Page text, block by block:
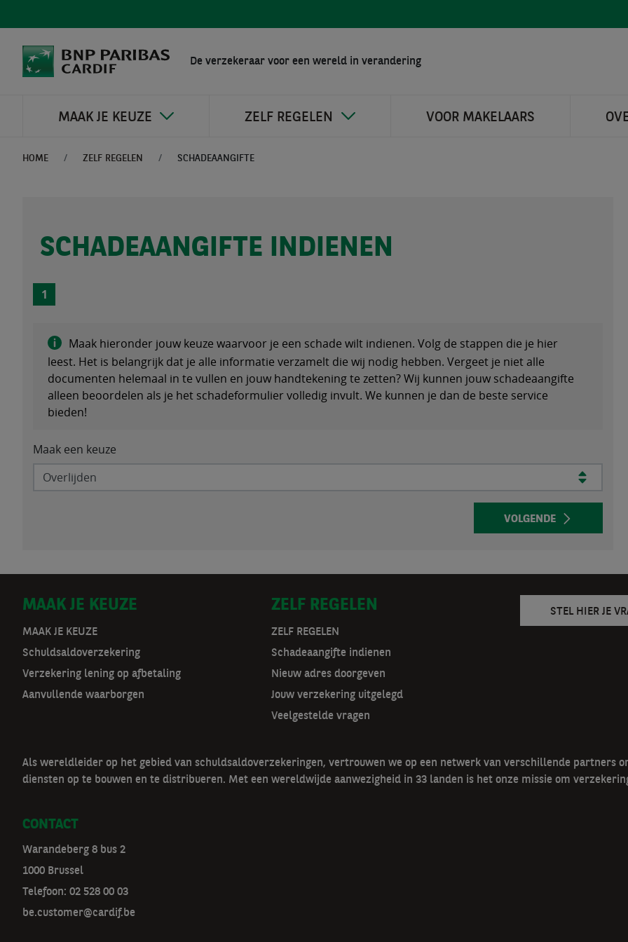
De verzekeraar voor een wereld in verandering
MAAK JE KEUZE ZELF REGELEN VOOR MAKELAARS
HOME ZELF REGELEN SCHADEAANGIFTE
SCHADEAANGIFTE INDIENEN
Maak hieronder jouw keuze waarvoor je een schade wilt indienen. Volg de stappen die je hier
leest. Het is belangrijk dat je alle informatie verzamelt die wij nodig hebben. Vergeet je niet alle
documenten helemaal in te vullen en jouw handtekening te zetten? Wij kunnen jouw schadeaangifte
alleen beoordelen als je het schadeformulier volledig invult. We kunnen je dan de beste service
bieden!
Maak een keuze
VOLGENDE
D
o
o
r
t
a
v
MAAK JE KEUZE
MAAK JE KEUZE
Schuldsaldoverzekering
Verzekering lening op afbetaling
Aanvullende waarborgen
ZELF REGELEN
ZELF REGELEN
Schadeaangifte indienen
Nieuw adres doorgeven
Jouw verzekering uitgelegd
Veelgestelde vragen
STEL HIER JE
Als wereldleider op het gebied van schuldsaldoverzekeringen, vertrouwen we op een netwerk van verschillende partners
diensten op te bouwen en te distribueren. Met een wereldwijde aanwezigheid in 33 landen is het onze missie om
CONTACT
Warandeberg 8 bus 2
1000 Brussel
Telefoon: 02 528 00 03
be.customer@cardif.be